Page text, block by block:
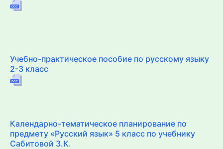
Учебно-практическое пособие по русскому языку
2-3 класс
Календарно-тематическое планирование по
предмету «Русский язык» 5 класс по учебнику
Сабитовой З.К.